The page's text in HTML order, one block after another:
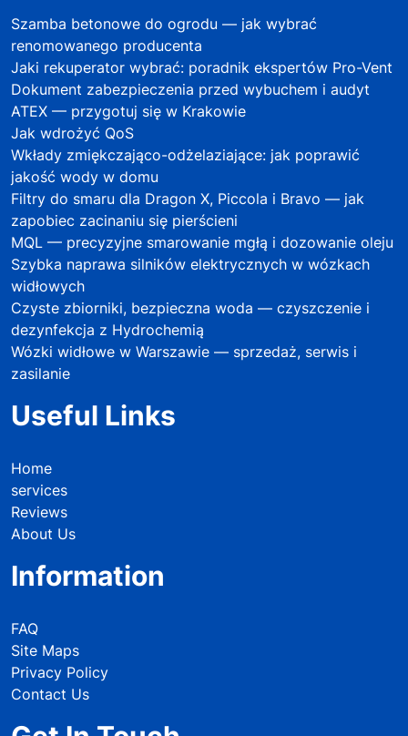
Szamba betonowe do ogrodu — jak wybrać
renomowanego producenta
Jaki rekuperator wybrać: poradnik ekspertów Pro-Vent
Dokument zabezpieczenia przed wybuchem i audyt
ATEX — przygotuj się w Krakowie
Jak wdrożyć QoS
Wkłady zmiękczająco-odżelaziające: jak poprawić
jakość wody w domu
Filtry do smaru dla Dragon X, Piccola i Bravo — jak
zapobiec zacinaniu się pierścieni
MQL — precyzyjne smarowanie mgłą i dozowanie oleju
Szybka naprawa silników elektrycznych w wózkach
widłowych
Czyste zbiorniki, bezpieczna woda — czyszczenie i
dezynfekcja z Hydrochemią
Wózki widłowe w Warszawie — sprzedaż, serwis i
zasilanie
Useful Links
Home
services
Reviews
About Us
Information
FAQ
Site Maps
Privacy Policy
Contact Us